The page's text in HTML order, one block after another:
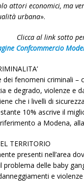
attori economici, ma
urbana».
Clicca al link sotto
Confcommercio
dei fenomeni criminali
e degrado, violenze e
che i livelli di
10% ascrive il
a Modena,
TERRITORIO
presenti nell’area
delle baby
e